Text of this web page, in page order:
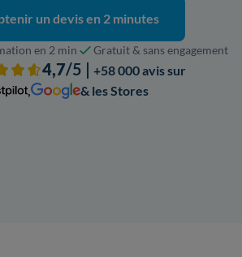
un devis en 2 minutes
en 2 min Gratuit & sans engagement
4,7/5 | +58 000 avis sur
,
& les Stores